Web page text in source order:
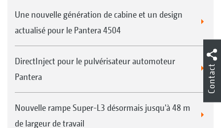
Une nouvelle génération de cabine et un design
actualisé pour le Pantera 4504
DirectInject pour le pulvérisateur automoteur
Pantera
Nouvelle rampe Super-L3 désormais jusqu'à 48 m
de largeur de travail
Contact